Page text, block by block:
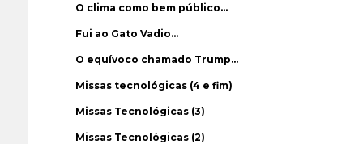
O clima como bem público…
Fui ao Gato Vadio…
O equívoco chamado Trump…
Missas tecnológicas (4 e fim)
Missas Tecnológicas (3)
Missas Tecnológicas (2)